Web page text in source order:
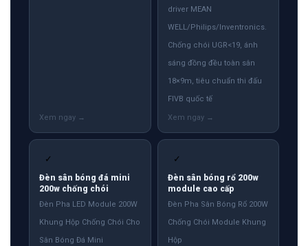
driver MEAN
WELL/Philips/Inventronics.
Chống chói UGR<19, ánh
sáng đồng đều toàn sân
18×9m, tiêu chuẩn thi đấu
FIVB quốc tế
✓
Đèn sân bóng đá mini
200w chống chói
Đèn Pha LED Module 200W
Khung Hộp Chống Chói Cho
Sân Bóng Đá Mini
✓
Đèn sân bóng rổ 200w
module cao cấp
Đèn Pha Sân Bóng Rổ 200W
Chống Chói Module Khung
Hộp